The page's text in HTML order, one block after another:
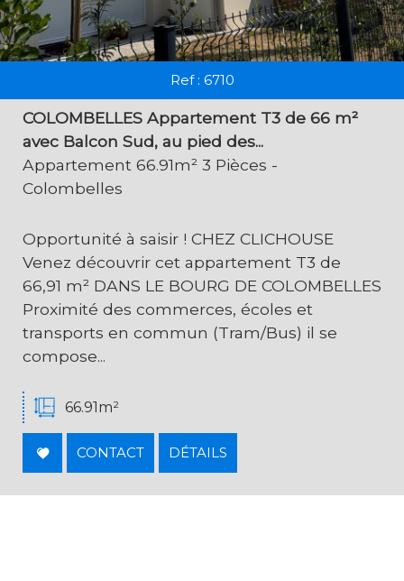
Critères supplémentaires
Piscine Parking Terrasse
Ref : 6710
COLOMBELLES Appartement T3 de 66 m²
avec Balcon Sud, au pied des...
Appartement 66.91m² 3 Pièces -
Colombelles
Opportunité à saisir ! CHEZ CLICHOUSE
Venez découvrir cet appartement T3 de
66,91 m² DANS LE BOURG DE COLOMBELLES
Proximité des commerces, écoles et
transports en commun (Tram/Bus) il se
compose...
66.91m²
CONTACT DÉTAILS